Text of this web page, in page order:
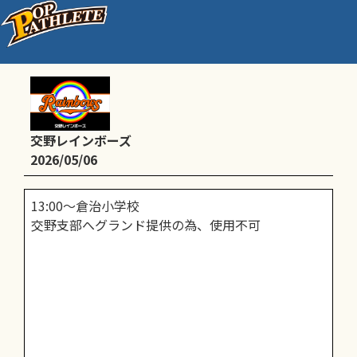
グランド提供
交野レインボーズ
2026/05/06
13:00〜倉治小学校
交野支部へグランド提供の為、使用不可